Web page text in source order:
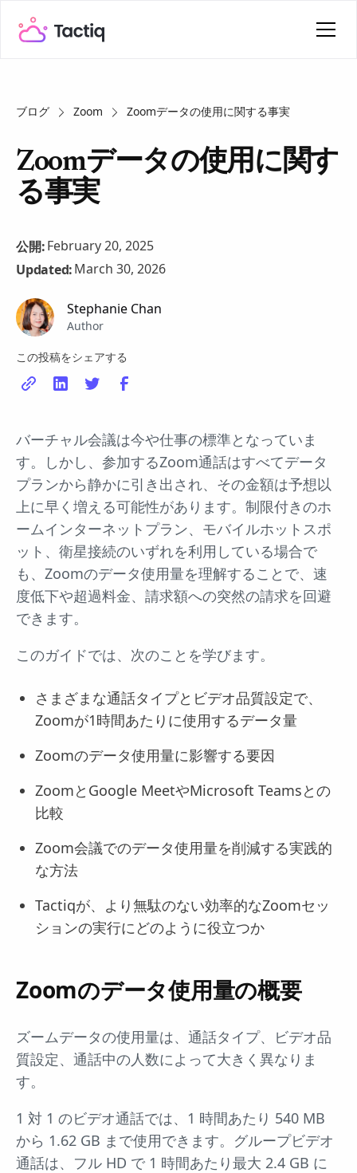
ブログ Zoom Zoomデータの使用に関する事実
Zoomデータの使用に関す
る事実
公開:February 20, 2025
Updated:March 30, 2026
Stephanie Chan
Author
この投稿をシェアする
バーチャル会議は今や仕事の標準となっていま
す。しかし、参加するZoom通話はすべてデータ
プランから静かに引き出され、その金額は予想以
上に早く増える可能性があります。制限付きのホ
ームインターネットプラン、モバイルホットスポ
ット、衛星接続のいずれを利用している場合で
も、Zoomのデータ使用量を理解することで、速
度低下や超過料金、請求額への突然の請求を回避
できます。
このガイドでは、次のことを学びます。
さまざまな通話タイプとビデオ品質設定で、
Zoomが1時間あたりに使用するデータ量
Zoomのデータ使用量に影響する要因
ZoomとGoogle MeetやMicrosoft Teamsとの
比較
Zoom会議でのデータ使用量を削減する実践的
な方法
Tactiqが、より無駄のない効率的なZoomセッ
ションの実行にどのように役立つか
Zoomのデータ使用量の概要
ズームデータの使用量は、通話タイプ、ビデオ品
質設定、通話中の人数によって大きく異なりま
す。
1 対 1 のビデオ通話では、1 時間あたり 540 MB
から 1.62 GB まで使用できます。グループビデオ
通話は、フル HD で 1 時間あたり最大 2.4 GB に